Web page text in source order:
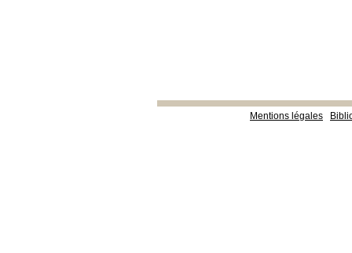
Mentions légales